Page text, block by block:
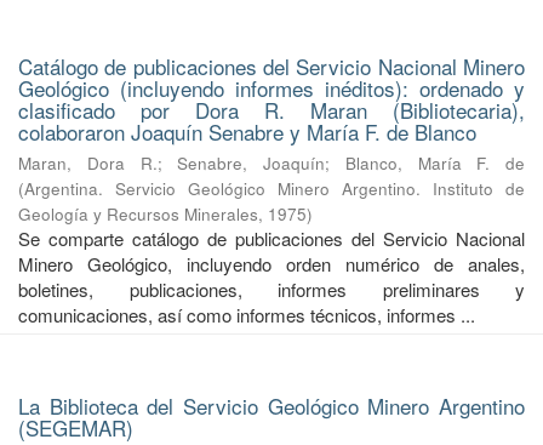
Catálogo de publicaciones del Servicio Nacional Minero
Geológico (incluyendo informes inéditos): ordenado y
clasificado por Dora R. Maran (Bibliotecaria),
colaboraron Joaquín Senabre y María F. de Blanco
Maran, Dora R.;Senabre, Joaquín; Blanco, María F. de
(Argentina. Servicio Geológico Minero Argentino. Instituto de
Geología y Recursos Minerales, 1975)
Se comparte catálogo de publicaciones del Servicio Nacional
Minero Geológico, incluyendo orden numérico de anales,
boletines, publicaciones, informes preliminares y
comunicaciones, así como informes técnicos, informes ...
La Biblioteca del Servicio Geológico Minero Argentino
(SEGEMAR)